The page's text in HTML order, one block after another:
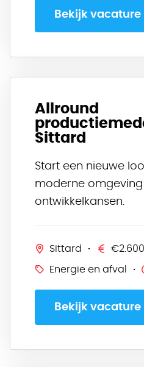
Bekijk vacature
Allround
Sittard
Start een nieuwe
moderne
ontwikkelkansen.
Sittard
Energie en afval
Bekijk vacature